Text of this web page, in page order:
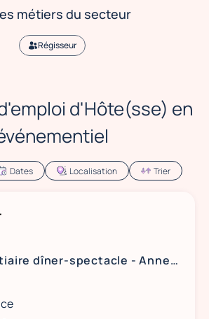
métiers du secteur
Régisseur
d'Hôte(sse) en
Dates Localisation Trier
Accueil / vestiaire dîner-spectacle - Annecy